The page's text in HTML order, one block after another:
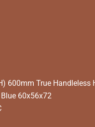
600mm True Handleless
60x56x72